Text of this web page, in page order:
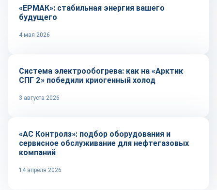
«ЕРМАК»: стабильная энергия вашего
будущего
4 мая 2026
Технологии
Система электрообогрева: как на «Арктик
СПГ 2» победили криогенный холод
3 августа 2026
Репортаж
«АС Контролз»: подбор оборудования и
сервисное обслуживание для нефтегазовых
компаний
14 апреля 2026